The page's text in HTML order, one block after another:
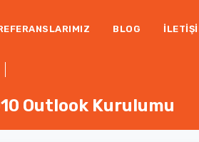
BLOG
Outlook Kurulumu